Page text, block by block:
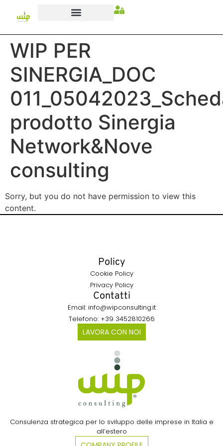
WIP PER
SINERGIA_DOC
prodotto Sinergia
Network&Nove
consulting
Sorry, but you do not have permission to view this
content.
Consulenza strategica per lo sviluppo delle imprese in Italia e
all’estero​
Policy
Cookie Policy
Privacy Policy
Contatti
Email: info@wipconsulting.it
Telefono: +39 3452810266
LAVORA CON NOI